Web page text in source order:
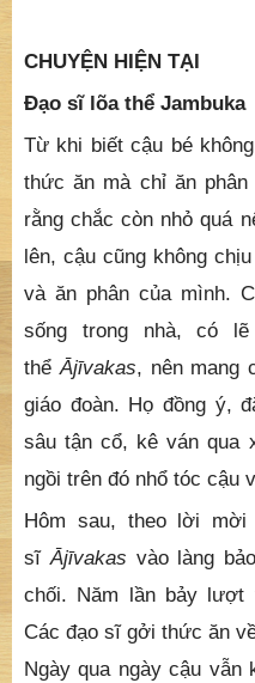
CHUYỆN HIỆN TẠI
Đạo sĩ lõa thể Jambuka
Từ khi biết cậu bé
thức ăn mà chỉ ăn
rằng chắc còn nhỏ quá
lên, cậu cũng không
và ăn phân của mình.
sống trong nhà, có
thểĀjīvakas, nên mang
giáo đoàn. Họ đồng ý,
sâu tận cổ, kê ván qua
ngồi trên đó nhổ tóc cậu
Hôm sau, theo lời
sĩĀjīvakas vào làng
chối. Năm lần bảy lượt
Các đạo sĩ gởi thức ăn
Ngày qua ngày cậu vẫn